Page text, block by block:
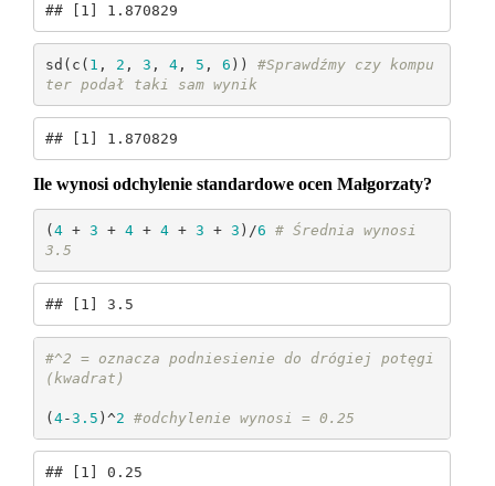
## [1] 1.870829
sd(c( 1 , 2 , 3 , 4, 5 , 6 )) #Sprawdźmy czy kompu
ter podał taki sam wynik
## [1] 1.870829
Ile wynosi odchylenie standardowe ocen Małgorzaty?
( 4 + 3 + 4 + 4 + 3 + 3 )/6 # Średnia wynosi
3.5
## [1] 3.5
#^2 = oznacza podniesienie do drógiej potęgi
(kwadrat)
( 4-3.5 )^2 #odchylenie wynosi = 0.25
## [1] 0.25